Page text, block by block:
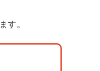
す。